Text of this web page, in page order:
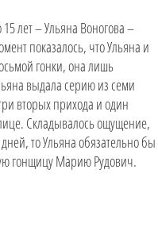
лет – Ульяна Воногова –
показалось, что Ульяна и
гонки, она лишь
выдала серию из семи
вторых прихода и один
Складывалось ощущение,
то Ульяна обязательно бы
гонщицу Марию Рудович.